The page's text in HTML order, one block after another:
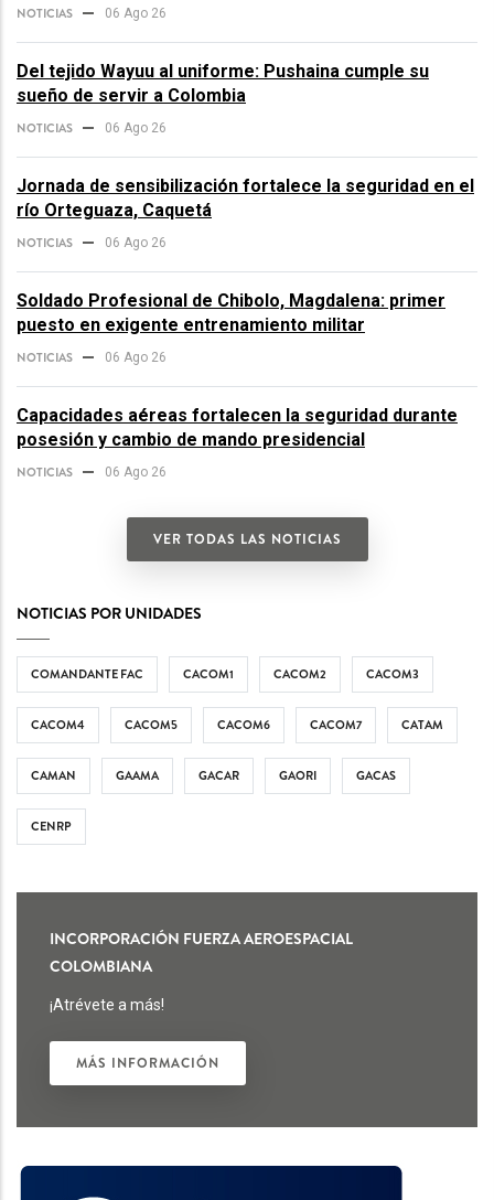
NOTICIAS 06 Ago 26
Del tejido Wayuu al uniforme: Pushaina cumple su
sueño de servir a Colombia
NOTICIAS 06 Ago 26
Jornada de sensibilización fortalece la seguridad en el
río Orteguaza, Caquetá
NOTICIAS 06 Ago 26
Soldado Profesional de Chibolo, Magdalena: primer
puesto en exigente entrenamiento militar
NOTICIAS 06 Ago 26
Capacidades aéreas fortalecen la seguridad durante
posesión y cambio de mando presidencial
NOTICIAS 06 Ago 26
VER TODAS LAS NOTICIAS
NOTICIAS POR UNIDADES
COMANDANTE FAC CACOM1 CACOM2 CACOM3
CACOM4 CACOM5 CACOM6 CACOM7 CATAM
CAMAN GAAMA GACAR GAORI GACAS
CENRP
INCORPORACIÓN FUERZA AEROESPACIAL
COLOMBIANA
¡Atrévete a más!
MÁS INFORMACIÓN